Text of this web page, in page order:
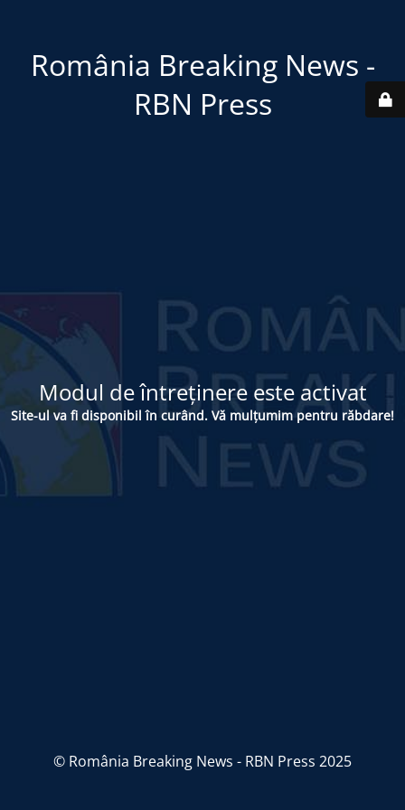
România Breaking News -
RBN Press
Modul de întreținere este activat
Site-ul va fi disponibil în curând. Vă mulțumim pentru răbdare!
© România Breaking News - RBN Press 2025